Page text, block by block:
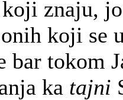
znaju,
koji se
bar tokom
ka tajni